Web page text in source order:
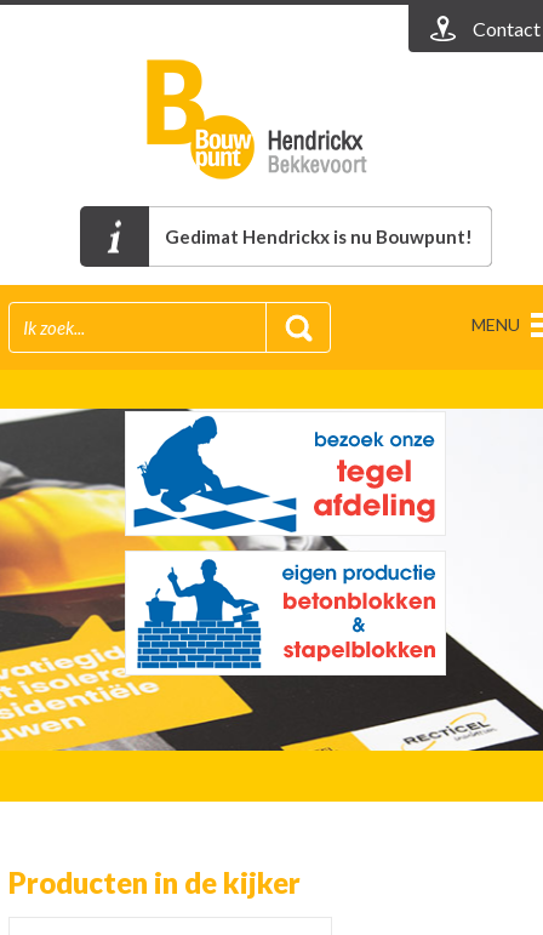
Contact
Gedimat Hendrickx is nu Bouwpunt!
MENU
Producten in de kijker